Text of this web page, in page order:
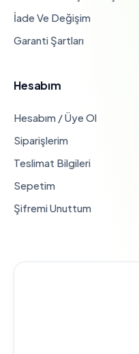
İade Ve Değişim
Garanti Şartları
Hesabım
Hesabım / Üye Ol
Siparişlerim
Teslimat Bilgileri
Sepetim
Şifremi Unuttum